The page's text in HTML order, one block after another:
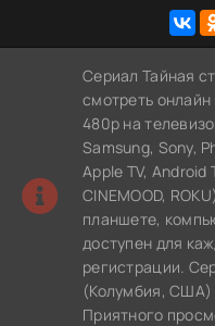
Сериал Тайная
смотреть
480p на
Samsung, Sony,
Apple TV, Android
CINEMOOD,
планшете,
доступен для
регистрации.
(Колумбия, США)
Приятного